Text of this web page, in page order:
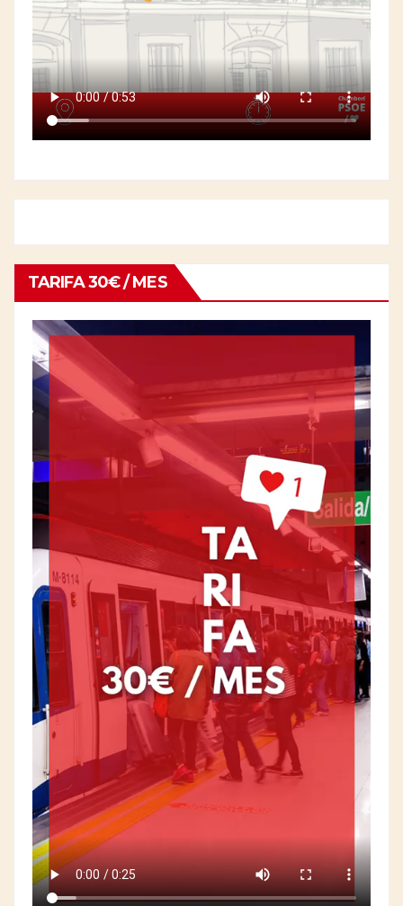
TARIFA 30€ / MES